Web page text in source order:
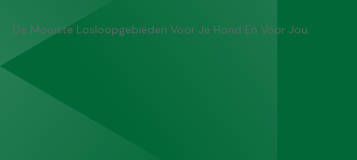
De Mooiste Losloopgebieden Voor Je Hond En Voor Jou.